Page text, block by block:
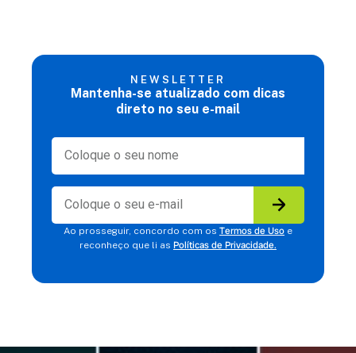
NEWSLETTER
Mantenha-se atualizado com dicas
direto no seu e-mail
Ao prosseguir, concordo com os Termos de Uso e
reconheço que li as Políticas de Privacidade.